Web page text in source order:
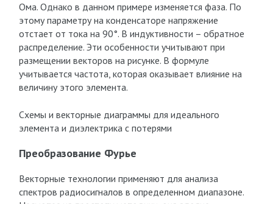
Ома. Однако в данном примере изменяется фаза. По
этому параметру на конденсаторе напряжение
отстает от тока на 90°. В индуктивности – обратное
распределение. Эти особенности учитывают при
размещении векторов на рисунке. В формуле
учитывается частота, которая оказывает влияние на
величину этого элемента.
Схемы и векторные диаграммы для идеального
элемента и диэлектрика с потерями
Преобразование Фурье
Векторные технологии применяют для анализа
спектров радиосигналов в определенном диапазоне.